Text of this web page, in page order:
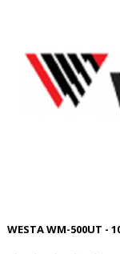
WESTA WM-500UT -